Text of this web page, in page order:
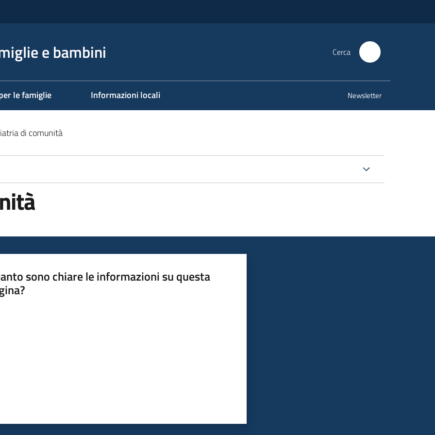
e bambini Cerca
le famiglie Informazioni locali Newsletter
di comunità
sono chiare le informazioni su questa